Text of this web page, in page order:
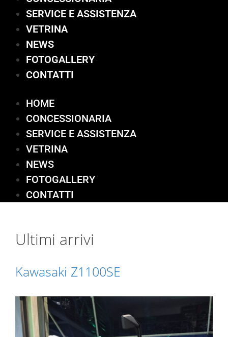
SERVICE E ASSISTENZA
VETRINA
NEWS
FOTOGALLERY
CONTATTI
HOME
CONCESSIONARIA
SERVICE E ASSISTENZA
VETRINA
NEWS
FOTOGALLERY
CONTATTI
Ultimi arrivi
Kawasaki Z1100SE